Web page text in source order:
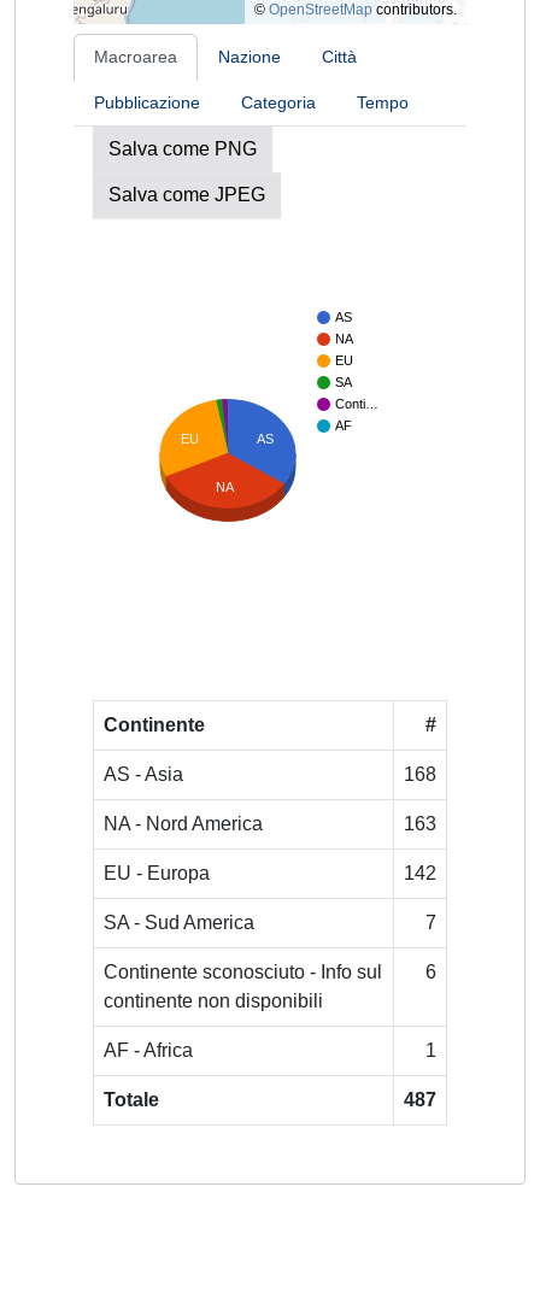
© OpenStreetMap contributors.
Macroarea Nazione Città
Pubblicazione Categoria Tempo
Salva come PNG
Salva come JPEG
AS
NA
EU
SA
Conti…
AF
AS
EU
NA
Continente #
AS - Asia 168
NA - Nord America 163
EU - Europa 142
SA - Sud America 7
Continente sconosciuto - Info sul
continente non disponibili
6
AF - Africa 1
Totale 487